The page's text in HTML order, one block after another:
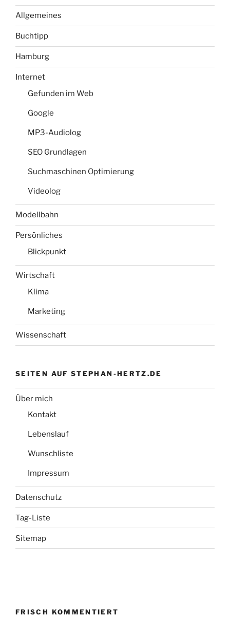
Allgemeines
Buchtipp
Hamburg
Internet
Gefunden im Web
Google
MP3-Audiolog
SEO Grundlagen
Suchmaschinen Optimierung
Videolog
Modellbahn
Persönliches
Blickpunkt
Wirtschaft
Klima
Marketing
Wissenschaft
SEITEN AUF STEPHAN-HERTZ.DE
Über mich
Kontakt
Lebenslauf
Wunschliste
Impressum
Datenschutz
Tag-Liste
Sitemap
FRISCH KOMMENTIERT